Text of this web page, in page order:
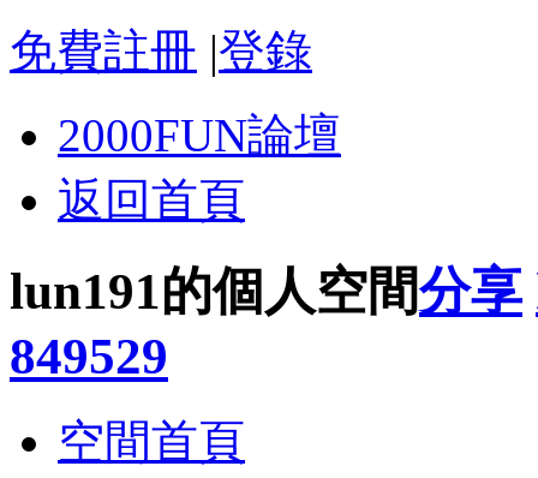
免費註冊 |登錄
2000FUN論壇
返回首頁
lun191的個人空間分享
849529
空間首頁